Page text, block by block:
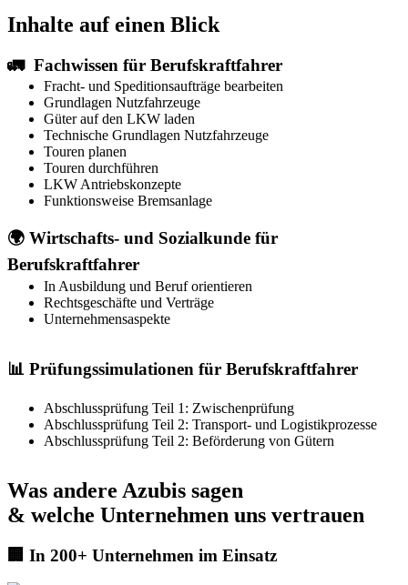
Inhalte auf einen Blick
🚛 Fachwissen für Berufskraftfahrer
Fracht- und Speditionsaufträge bearbeiten
Grundlagen Nutzfahrzeuge
Güter auf den LKW laden
Technische Grundlagen Nutzfahrzeuge
Touren planen
Touren durchführen
LKW Antriebskonzepte
Funktionsweise Bremsanlage
🌍 Wirtschafts- und Sozialkunde für
Berufskraftfahrer
In Ausbildung und Beruf orientieren
Rechtsgeschäfte und Verträge
Unternehmensaspekte
📊 Prüfungssimulationen für Berufskraftfahrer
Abschlussprüfung Teil 1: Zwischenprüfung
Abschlussprüfung Teil 2: Transport- und Logistikprozesse
Abschlussprüfung Teil 2: Beförderung von Gütern
Was andere Azubis sagen
& welche Unternehmen uns vertrauen
🏢 In 200+ Unternehmen im Einsatz